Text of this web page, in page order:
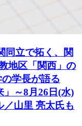
同立で拓く、関
地区「関西」の
学長が語る
」～8月26日(水)
山里 亮太氏も